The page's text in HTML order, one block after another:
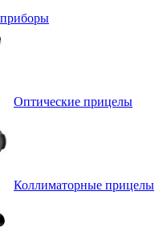
Оптические прицелы
Коллиматорные прицелы